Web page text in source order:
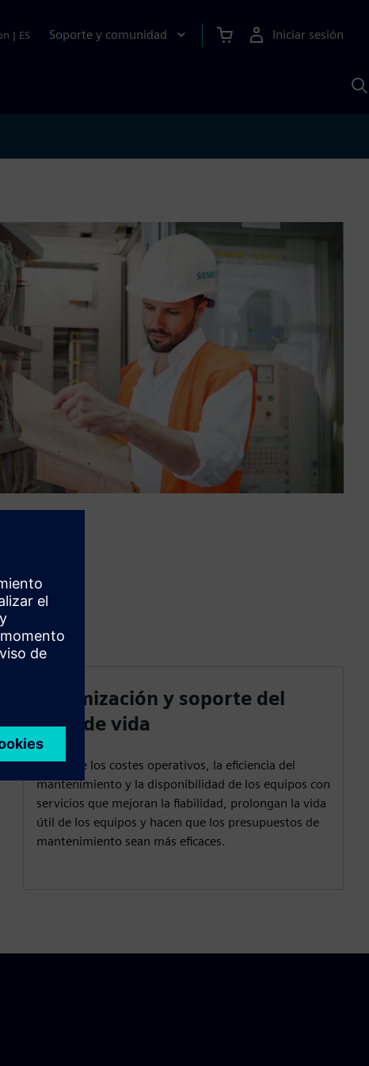
| ES Soporte y comunidad Iniciar sesión
Optimización y soporte del
ciclo de vida
Optimice los costes operativos, la eficiencia del
mantenimiento y la disponibilidad de los equipos con
servicios que mejoran la fiabilidad, prolongan la vida
útil de los equipos y hacen que los presupuestos de
mantenimiento sean más eficaces.